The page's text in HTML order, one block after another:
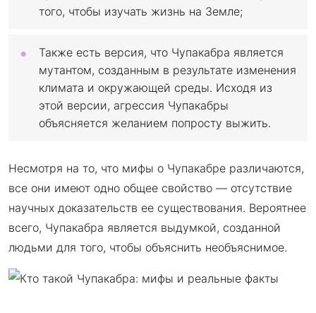
того, чтобы изучать жизнь на Земле;
Также есть версия, что Чупакабра является
мутантом, созданным в результате изменения
климата и окружающей среды. Исходя из
этой версии, агрессия Чупакабры
объясняется желанием попросту выжить.
Несмотря на то, что мифы о Чупакабре различаются,
все они имеют одно общее свойство — отсутствие
научных доказательств ее существования. Вероятнее
всего, Чупакабра является выдумкой, созданной
людьми для того, чтобы объяснить необъяснимое.